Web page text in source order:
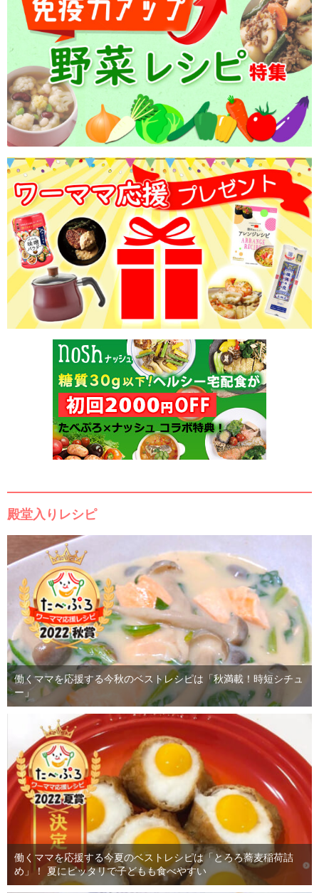
殿堂入りレシピ
働くママを応援する今秋のベストレシピは「秋満載！時短シチュ
ー」
働くママを応援する今夏のベストレシピは「とろろ蕎麦稲荷詰
め」！ 夏にピッタリで子どもも食べやすい